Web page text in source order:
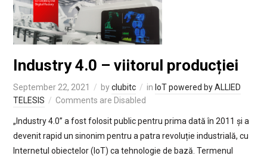
Industry 4.0 – viitorul producției
September 22, 2021 byclubitc in IoT powered by ALLIED
TELESIS
Comments are Disabled
„Industry 4.0” a fost folosit public pentru prima dată în 2011 și a
devenit rapid un sinonim pentru a patra revoluție industrială, cu
Internetul obiectelor (IoT) ca tehnologie de bază. Termenul